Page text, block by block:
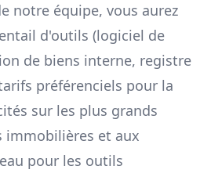
notre équipe, vous aurez
d'outils (logiciel de
de biens interne, registre
préférenciels pour la
sur les plus grands
immobilières et aux
pour les outils